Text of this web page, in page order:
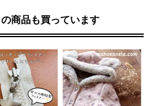
商品も買っています